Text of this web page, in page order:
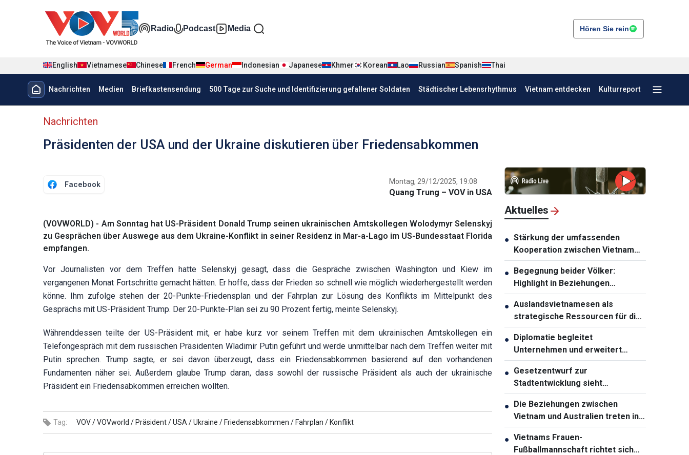
Đa phương tiện tiếng Đức
Radio Podcast Media Hören Sie rein
English Vietnamese Chinese French German Indonesian Japanese Khmer Korean Lao Russian Spanish Thai
Menu trang chủ tiếng Đức
Nachrichten Medien Briefkastensendung 500 Tage zur Suche und Identifizierung gefallener Soldaten Städtischer Lebensrhythmus Vietnam entdecken Kulturreport
menu phụ tiếng Đức
Nachrichten
Präsidenten der USA und der Ukraine diskutieren über Friedensabkommen
Facebook Montag, 29/12/2025, 19:08
Quang Trung – VOV in USA
(VOVWORLD) - Am Sonntag hat US-Präsident Donald Trump seinen ukrainischen Amtskollegen Wolodymyr Selenskyj
zu Gesprächen über Auswege aus dem Ukraine-Konflikt in seiner Residenz in Mar-a-Lago im US-Bundesstaat Florida
empfangen.
Vor Journalisten vor dem Treffen hatte Selenskyj gesagt, dass die Gespräche zwischen Washington und Kiew im
vergangenen Monat Fortschritte gemacht hätten. Er hoffe, dass der Frieden so schnell wie möglich wiederhergestellt werden
könne. Ihm zufolge stehen der 20-Punkte-Friedensplan und der Fahrplan zur Lösung des Konflikts im Mittelpunkt des
Gesprächs mit US-Präsident Trump. Der 20-Punkte-Plan sei zu 90 Prozent fertig, meinte Selenskyj.
Währenddessen teilte der US-Präsident mit, er habe kurz vor seinem Treffen mit dem ukrainischen Amtskollegen ein
Telefongespräch mit dem russischen Präsidenten Wladimir Putin geführt und werde unmittelbar nach dem Treffen weiter mit
Putin sprechen. Trump sagte, er sei davon überzeugt, dass ein Friedensabkommen basierend auf den vorhandenen
Fundamenten näher sei. Außerdem glaube Trump daran, dass sowohl der russische Präsident als auch der ukrainische
Präsident ein Friedensabkommen erreichen wollten.
Tag: VOV /VOVworld / Präsident /USA /Ukraine / Friedensabkommen / Fahrplan / Konflikt
Aktuelles
● Stärkung der umfassenden
Kooperation zwischen Vietnam
und Thailand
● Begegnung beider Völker:
Highlight in Beziehungen
zwischen Vietnam und Australien
● Auslandsvietnamesen als
strategische Ressourcen für die
Entwicklung des Landes
● Diplomatie begleitet
Unternehmen und erweitert
Entwicklungsräume Vietnams
● Gesetzentwurf zur
Stadtentwicklung sieht
weitreichende
Sondermechanismen für Ho-Chi-
Minh-Stadt vor
● Die Beziehungen zwischen
Vietnam und Australien treten in
eine neue Entwicklungsphase ein
● Vietnams Frauen-
Fußballmannschaft richtet sich